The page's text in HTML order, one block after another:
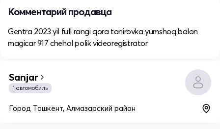
Комментарий продавца
Gentra 2023 yil full rangi qora tonirovka yumshoq balon
magicar 917 chehol polik videoregistrator
Sanjar
1 автомобиль
Город Ташкент, Алмазарский район